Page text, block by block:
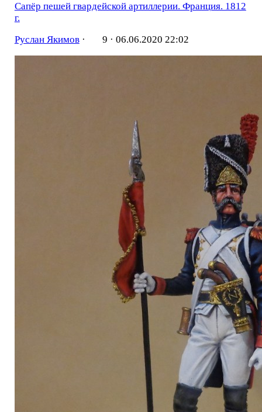
Сапёр пешей гвардейской артиллерии. Франция. 1812
г.
Руслан Якимов· 9 · 06.06.2020 22:02